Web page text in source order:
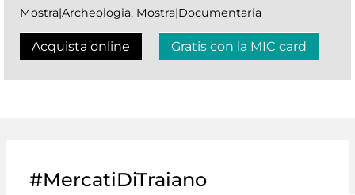
Mostra|Archeologia, Mostra|Documentaria
Acquista online Gratis con la MIC card
#MercatiDiTraiano